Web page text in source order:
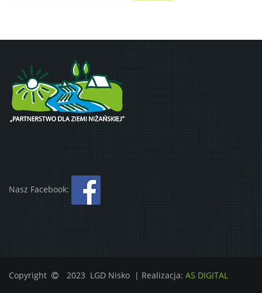
Nasz Facebook:
Copyright 2023 LGD Nisko | Realizacja: AS DIGITAL